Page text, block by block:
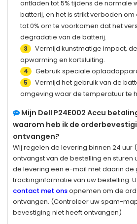
ontladen tot 5% tijdens de normale
batterij, en het is strikt verboden
tot 0% om te voorkomen dat het
degradatie van de batterij.
3
Vermijd kunstmatige impact,
opwarming en kortsluiting.
4 Gebruik speciale
5
Vermijd het gebruik van de
omgeving waar de temperatuur te
Mijn Dell P24E002 Accu
waarom heb ik de
ontvangen?
Wij regelen de levering binnen 24 uur
ontvangst van de bestelling en sturen
de levering een e-mail met daarin de
trackinginformatie van uw bestelling.
contact met onsopnemen om de
ontvangen. (Controleer uw spam-
bevestiging niet heeft ontvangen)